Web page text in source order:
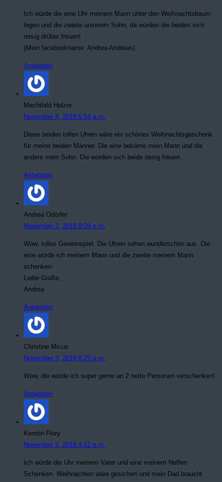
Ich würde die eine Uhr meinem Mann unter den Weihnachtsbaum
legen und die zweite unserem Sohn, da würden die beiden sich
riesig drüber freuen!
(Mein facebookname: Andrea Andreas)
Antworten
Mechthild Holzer
November 4, 2018 6:54 a.m.
Diese beiden tollen Uhren wäre ein schönes Weihnachtsgeschenk
für meine beiden Männer. Die eine bekäme mein Mann und die
andere mein Sohn. Die würden sich beide riesig freuen.
Antworten
Andrea Odörfer
November 3, 2018 9:09 p.m.
Wow, tolles Gewinnspiel. Die Uhren sehen wunderschön aus. Die
eine würde ich meinem Mann und die zweite meinem Mann
schenken.
Liebe Grüße,
Andrea
Antworten
Christine Micus
November 3, 2018 8:25 p.m.
Wow, die würde ich super gerne an 2 nette Personen verschenken!
Antworten
Kerstin Flory
November 3, 2018 4:52 p.m.
Ich würde die Uhr meinem Vater und eine meinem Neffen
Schenken. Weihnachten wäre gesichert und mein Dad braucht